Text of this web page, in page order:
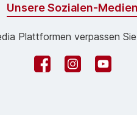
Unsere Sozialen-Medien
Plattformen verpassen
FacebookInstagramYouTube